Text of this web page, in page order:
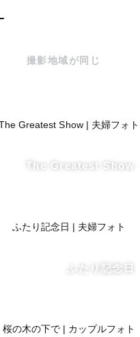
撮影地域が同じ
The Greatest Show
ふたり記念日